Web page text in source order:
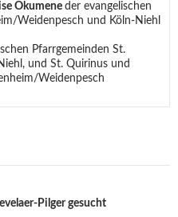
Ökumene der evangelischen
Weidenpesch und Köln-Niehl
Pfarrgemeinden St.
und St. Quirinus und
Weidenpesch
Pilger gesucht